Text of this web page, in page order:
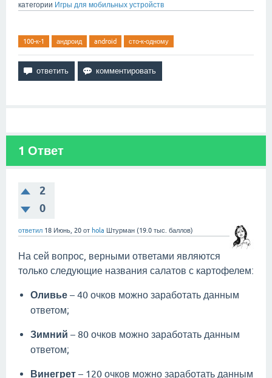
категории Игры для мобильных устройств
100-к-1 андроид android сто-к-одному
1 Ответ
2
0
ответил 18 Июнь, 20 от hola Штурман (19.0 тыс. баллов)
На сей вопрос, верными ответами являются
только следующие названия салатов с картофелем:
Оливье – 40 очков можно заработать данным
ответом;
Зимний – 80 очков можно заработать данным
ответом;
Винегрет – 120 очков можно заработать данным